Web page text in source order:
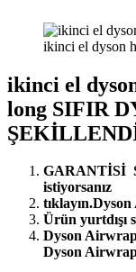
ikinci el dyson
ikinci el
long SIFIR
GARANTİSİ
istiyorsanız
Ürün yurtdışı
Dyson
Dyson Airwrap